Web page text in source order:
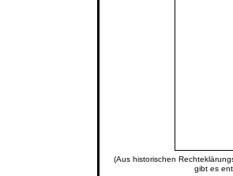
(Aus historischen
gibt es